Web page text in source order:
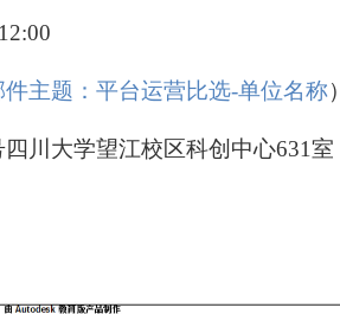
件主题：平台运营比选-单位名称）
川大学望江校区科创中心631室